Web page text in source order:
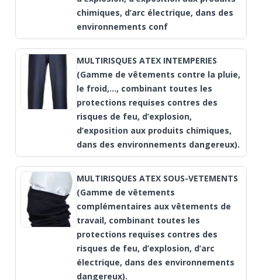
chimiques, d’arc électrique, dans des
environnements conf
MULTIRISQUES ATEX INTEMPERIES
(Gamme de vêtements contre la pluie,
le froid,..., combinant toutes les
protections requises contres des
risques de feu, d’explosion,
d’exposition aux produits chimiques,
dans des environnements dangereux).
MULTIRISQUES ATEX SOUS-VETEMENTS
(Gamme de vêtements
complémentaires aux vêtements de
travail, combinant toutes les
protections requises contres des
risques de feu, d’explosion, d’arc
électrique, dans des environnements
dangereux).